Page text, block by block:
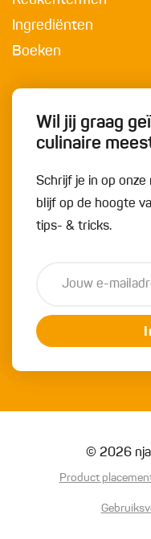
Ingrediënten
Boeken
Wil jij graag
culinaire
Schrijf je in op
blijf op de hoogte
tips- & tricks.
© 2026
Product